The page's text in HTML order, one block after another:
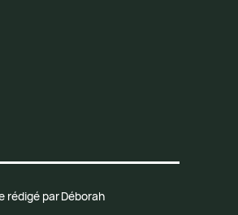
rédigé par Déborah